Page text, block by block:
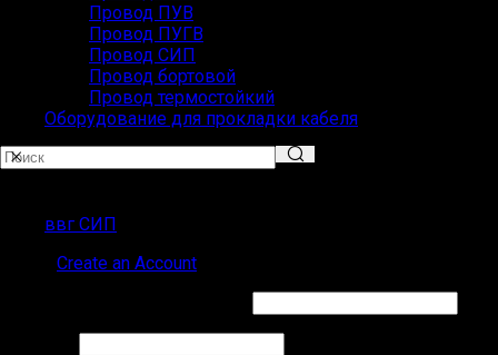
Провод ПУВ
Провод ПУГВ
Провод СИП
Провод бортовой
Провод термостойкий
Оборудование для прокладки кабеля
ввг СИП
Create an Account